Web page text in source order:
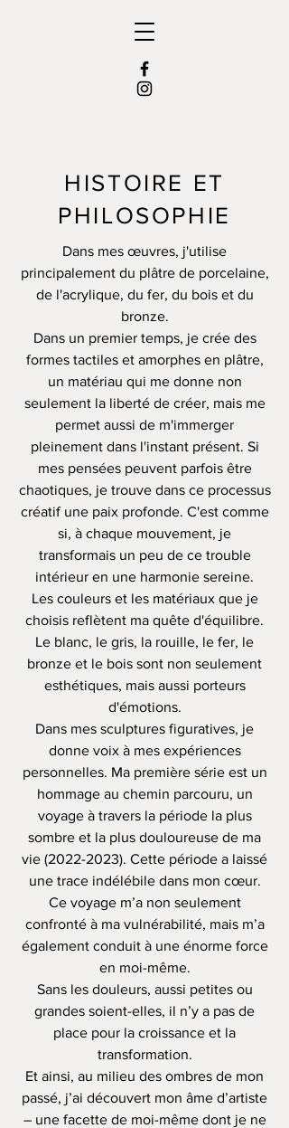
HISTOIRE ET
PHILOSOPHIE
Dans mes œuvres, j'utilise
principalement du plâtre de porcelaine,
de l'acrylique, du fer, du bois et du
bronze.
Dans un premier temps, je crée des
formes tactiles et amorphes en plâtre,
un matériau qui me donne non
seulement la liberté de créer, mais me
permet aussi de m'immerger
pleinement dans l'instant présent. Si
mes pensées peuvent parfois être
chaotiques, je trouve dans ce processus
créatif une paix profonde. C'est comme
si, à chaque mouvement, je
transformais un peu de ce trouble
intérieur en une harmonie sereine.
Les couleurs et les matériaux que je
choisis reflètent ma quête d'équilibre.
Le blanc, le gris, la rouille, le fer, le
bronze et le bois sont non seulement
esthétiques, mais aussi porteurs
d'émotions.
Dans mes sculptures figuratives, je
donne voix à mes expériences
personnelles. Ma première série est un
hommage au chemin parcouru, un
voyage à travers la période la plus
sombre et la plus douloureuse de ma
vie (2022-2023). Cette période a laissé
une trace indélébile dans mon cœur.
Ce voyage m’a non seulement
confronté à ma vulnérabilité, mais m’a
également conduit à une énorme force
en moi-même.
Sans les douleurs, aussi petites ou
grandes soient-elles, il n’y a pas de
place pour la croissance et la
transformation.
Et ainsi, au milieu des ombres de mon
passé, j’ai découvert mon âme d’artiste
– une facette de moi-même dont je ne